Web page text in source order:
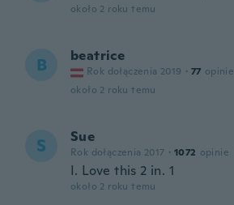
około 2 roku temu
B beatrice
Rok dołączenia 2019 · 77 opinie
około 2 roku temu
S Sue
Rok dołączenia 2017 · 1072 opinie
I. Love this 2 in. 1
około 2 roku temu